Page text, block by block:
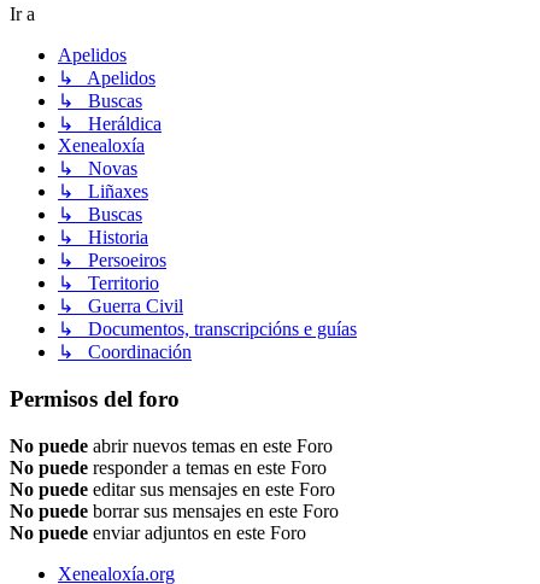
Ir a
Apelidos
↳ Apelidos
↳ Buscas
↳ Heráldica
Xenealoxía
↳ Novas
↳ Liñaxes
↳ Buscas
↳ Historia
↳ Persoeiros
↳ Territorio
↳ Guerra Civil
↳ Documentos, transcripcións e guías
↳ Coordinación
Permisos del foro
No puede abrir nuevos temas en este Foro
No puede responder a temas en este Foro
No puede editar sus mensajes en este Foro
No puede borrar sus mensajes en este Foro
No puede enviar adjuntos en este Foro
Xenealoxía.org